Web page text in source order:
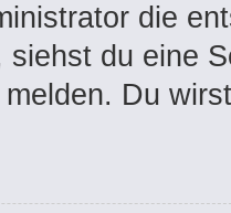
die
siehst du eine
Du